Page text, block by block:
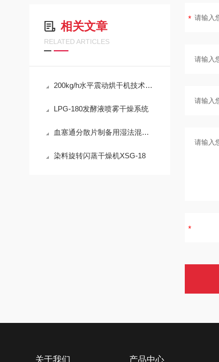
相关文章
RELATED ARTICLES
200kg/h水平震动烘干机技术要求
LPG-180发酵液喷雾干燥系统
血塞通分散片制备用湿法混合制粒机GHL-150
染料旋转闪蒸干燥机XSG-18
关于我们 产品中心